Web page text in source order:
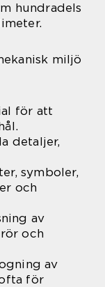
hundradels
miljö
för att
detaljer,
symboler,
och
av
och
av
för